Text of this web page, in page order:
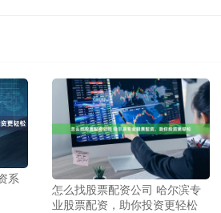
系
怎么找股票配资公司 哈尔滨专
业股票配资，助你投资更轻松